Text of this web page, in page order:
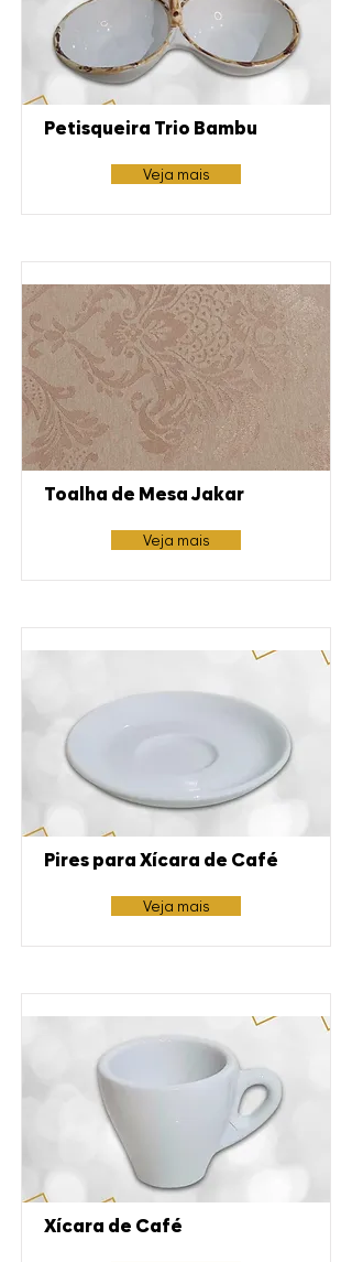
Petisqueira Trio Bambu
Veja mais
Toalha de Mesa Jakar
Veja mais
Pires para Xícara de Café
Veja mais
Xícara de Café